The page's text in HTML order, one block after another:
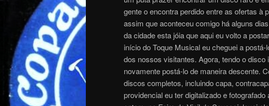
gente o encontra perdido entre as ofertas à
assim que aconteceu comigo há alguns
da cidade esta jóia que aqui eu volto a
início do Toque Musical eu cheguei a
dos nossos visitantes. Agora, tendo o
novamente postá-lo de maneira descente.
discos completos, incluindo capa,
providencial eu ter digitalizado e